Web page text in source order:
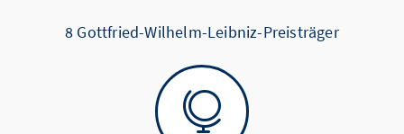
8 Gottfried-Wilhelm-Leibniz-Preisträger
